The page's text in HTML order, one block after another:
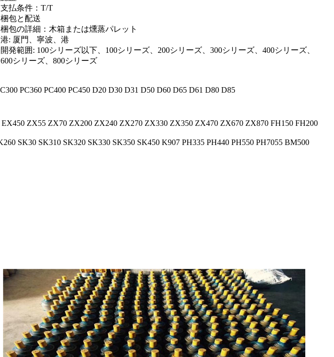
支払条件：T/T
梱包と配送
梱包の詳細：木箱または燻蒸パレット
港: 厦門、寧波、港
開発範囲: 100シリーズ以下、100シリーズ、200シリーズ、300シリーズ、400シリーズ、
600シリーズ、800シリーズ
PC360 PC400 PC450 D20 D30 D31 D50 D60 D65 D61 D80 D85
ZX55 ZX70 ZX200 ZX240 ZX270 ZX330 ZX350 ZX470 ZX670 ZX870 FH150 FH200
SK30 SK310 SK320 SK330 SK350 SK450 K907 PH335 PH440 PH550 PH7055 BM500